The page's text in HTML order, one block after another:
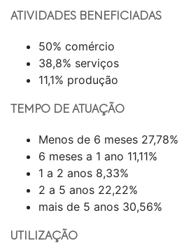
ATIVIDADES BENEFICIADAS
50% comércio
38,8% serviços
11,1% produção
TEMPO DE ATUAÇÃO
Menos de 6 meses 27,78%
6 meses a 1 ano 11,11%
1 a 2 anos 8,33%
2 a 5 anos 22,22%
mais de 5 anos 30,56%
UTILIZAÇÃO